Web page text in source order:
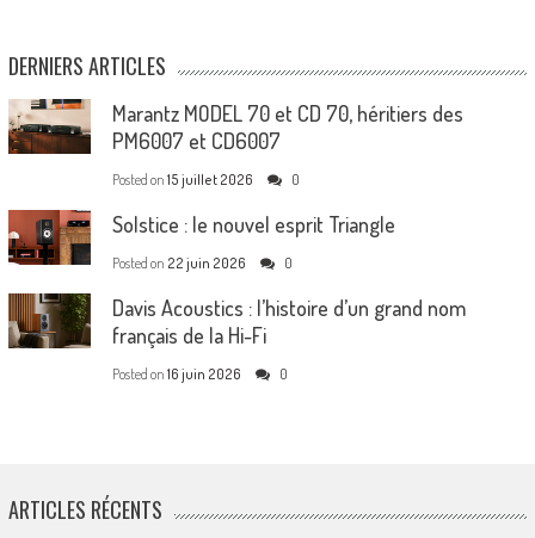
DERNIERS ARTICLES
Marantz MODEL 70 et CD 70, héritiers des
PM6007 et CD6007
Posted on 15 juillet 2026 0
Solstice : le nouvel esprit Triangle
Posted on 22 juin 2026 0
Davis Acoustics : l’histoire d’un grand nom
français de la Hi-Fi
Posted on 16 juin 2026 0
ARTICLES RÉCENTS